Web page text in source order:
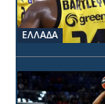
ΕΛΛΑΔΑ